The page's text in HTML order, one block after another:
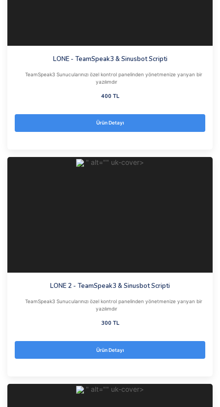
LONE - TeamSpeak3 & Sinusbot Scripti
TeamSpeak3 Sunucularınızı özel kontrol panelinden yönetmenize yarıyan bir
yazılımdır
400 TL
Ürün Detayı
" alt="" uk-cover>
LONE 2 - TeamSpeak3 & Sinusbot Scripti
TeamSpeak3 Sunucularınızı özel kontrol panelinden yönetmenize yarıyan bir
yazılımdır
300 TL
Ürün Detayı
" alt="" uk-cover>